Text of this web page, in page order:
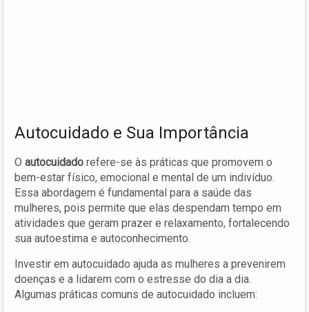
Autocuidado e Sua Importância
O autocuidado refere-se às práticas que promovem o
bem-estar físico, emocional e mental de um indivíduo.
Essa abordagem é fundamental para a saúde das
mulheres, pois permite que elas despendam tempo em
atividades que geram prazer e relaxamento, fortalecendo
sua autoestima e autoconhecimento.
Investir em autocuidado ajuda as mulheres a prevenirem
doenças e a lidarem com o estresse do dia a dia.
Algumas práticas comuns de autocuidado incluem: